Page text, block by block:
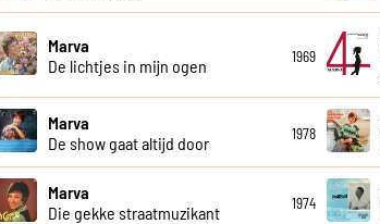
Marva
De lichtjes in mijn ogen
1969
Marva
De show gaat altijd door
1978
Marva
Die gekke straatmuzikant
1974